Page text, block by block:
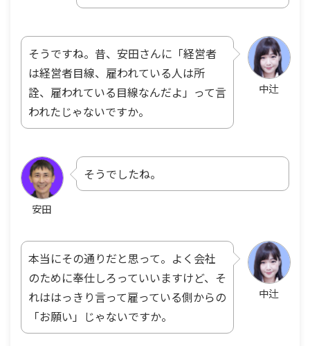
中辻
そうですね。昔、安田さんに「経営者
は経営者目線、雇われている人は所
詮、雇われている目線なんだよ」って言
われたじゃないですか。
安田
そうでしたね。
中辻
本当にその通りだと思って。よく会社
のために奉仕しろっていいますけど、そ
れははっきり言って雇っている側からの
「お願い」じゃないですか。